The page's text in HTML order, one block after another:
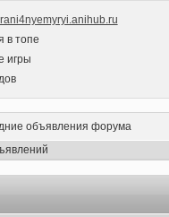
в топе
игры
объявления форума